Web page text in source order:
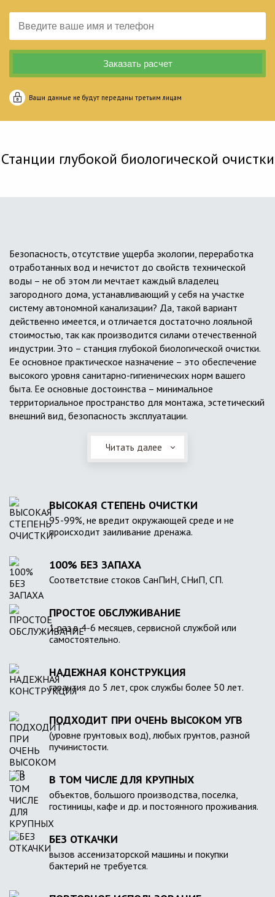
Ваши данные не будут переданы третьим лицам
Станции глубокой биологической очистки
Безопасность, отсутствие ущерба экологии, переработка
отработанных вод и нечистот до свойств технической
воды – не об этом ли мечтает каждый владелец
загородного дома, устанавливающий у себя на участке
систему автономной канализации? Да, такой вариант
действенно имеется, и отличается достаточно лояльной
стоимостью, так как производится силами отечественной
индустрии. Это – станция глубокой биологической очистки.
Ее основное практическое назначение – это обеспечение
высокого уровня санитарно-гигиенических норм вашего
быта. Ее основные достоинства – минимальное
территориальное пространство для монтажа, эстетический
внешний вид, безопасность эксплуатации.
Читать далее
ВЫСОКАЯ СТЕПЕНЬ ОЧИСТКИ
95-99%, не вредит окружающей среде и не
происходит заиливание дренажа.
100% БЕЗ ЗАПАХА
Соответствие стоков СанПиН, СНиП, СП.
ПРОСТОЕ ОБСЛУЖИВАНИЕ
1 раз в 4-6 месяцев, сервисной службой или
самостоятельно.
НАДЕЖНАЯ КОНСТРУКЦИЯ
гарантия до 5 лет, срок службы более 50 лет.
ПОДХОДИТ ПРИ ОЧЕНЬ ВЫСОКОМ УГВ
(уровне грунтовых вод), любых грунтов, разной
пучинистости.
В ТОМ ЧИСЛЕ ДЛЯ КРУПНЫХ
объектов, большого производства, поселка,
гостиницы, кафе и др. и постоянного проживания.
БЕЗ ОТКАЧКИ
вызов ассенизаторской машины и покупки
бактерий не требуется.